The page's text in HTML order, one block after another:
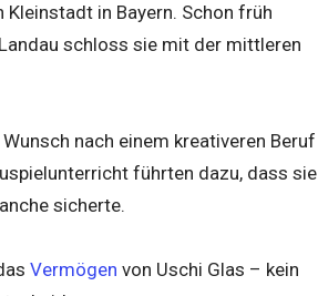
in Bayern. Schon früh
schloss sie mit der mittleren
nach einem kreativeren Beruf
führten dazu, dass sie
sicherte.
Vermögen von Uschi Glas – kein